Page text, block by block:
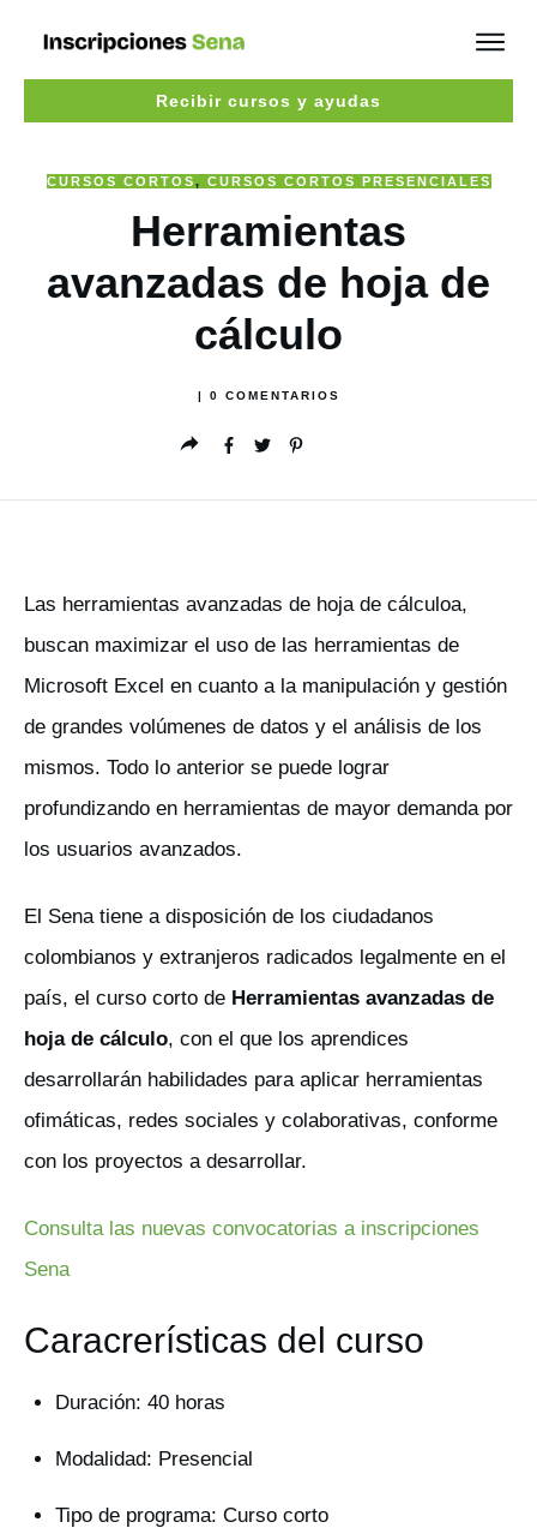
Recibir cursos y ayudas
CURSOS CORTOS, CURSOS CORTOS PRESENCIALES
Herramientas
avanzadas de hoja de
cálculo
0 COMENTARIOS
Las herramientas avanzadas de hoja de cálculoa,
buscan maximizar el uso de las herramientas de
Microsoft Excel en cuanto a la manipulación y gestión
de grandes volúmenes de datos y el análisis de los
mismos. Todo lo anterior se puede lograr
profundizando en herramientas de mayor demanda por
los usuarios avanzados.
El Sena tiene a disposición de los ciudadanos
colombianos y extranjeros radicados legalmente en el
país, el curso corto de Herramientas avanzadas de
hoja de cálculo, con el que los aprendices
desarrollarán habilidades para aplicar herramientas
ofimáticas, redes sociales y colaborativas, conforme
con los proyectos a desarrollar.
Consulta las nuevas convocatorias a inscripciones
Sena
Caracrerísticas del curso
Duración: 40 horas
Modalidad: Presencial
Tipo de programa: Curso corto